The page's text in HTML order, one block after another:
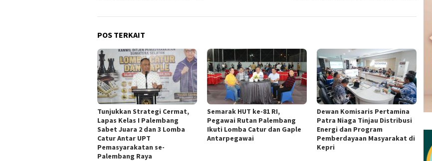
POS TERKAIT
Tunjukkan Strategi Cermat,
Lapas Kelas I Palembang
Sabet Juara 2 dan 3 Lomba
Catur Antar UPT
Pemasyarakatan se-
Palembang Raya
Semarak HUT ke-81 RI,
Pegawai Rutan Palembang
Ikuti Lomba Catur dan Gaple
Antarpegawai
Dewan Komisaris Pertamina
Patra Niaga Tinjau Distribusi
Energi dan Program
Pemberdayaan Masyarakat di
Kepri